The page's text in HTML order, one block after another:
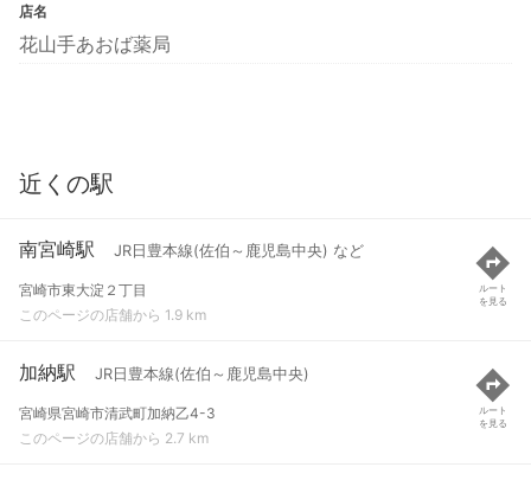
店名
花山手あおば薬局
近くの駅
南宮崎駅 JR日豊本線(佐伯～鹿児島中央) など
宮崎市東大淀２丁目
このページの店舗から 1.9 km
ルート
を見る
加納駅 JR日豊本線(佐伯～鹿児島中央)
宮崎県宮崎市清武町加納乙4-3
このページの店舗から 2.7 km
ルート
を見る